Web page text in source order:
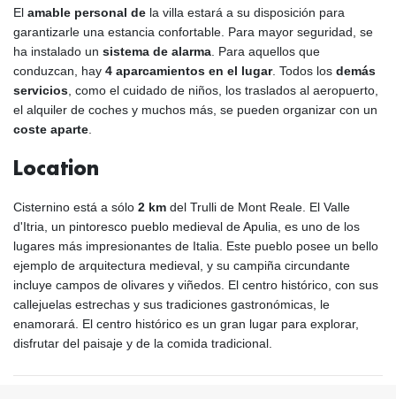
El amable personal de la villa estará a su disposición para
garantizarle una estancia confortable. Para mayor seguridad, se
ha instalado un sistema de alarma. Para aquellos que
conduzcan, hay 4 aparcamientos en el lugar. Todos los demás
servicios, como el cuidado de niños, los traslados al aeropuerto,
el alquiler de coches y muchos más, se pueden organizar con un
coste aparte.
Location
Cisternino está a sólo 2 km del Trulli de Mont Reale. El Valle
d'Itria, un pintoresco pueblo medieval de Apulia, es uno de los
lugares más impresionantes de Italia. Este pueblo posee un bello
ejemplo de arquitectura medieval, y su campiña circundante
incluye campos de olivares y viñedos. El centro histórico, con sus
callejuelas estrechas y sus tradiciones gastronómicas, le
enamorará. El centro histórico es un gran lugar para explorar,
disfrutar del paisaje y de la comida tradicional.